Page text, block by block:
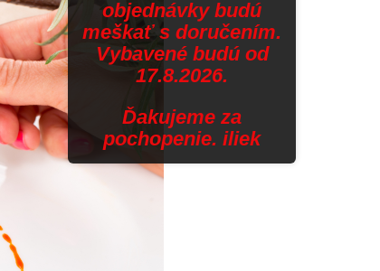
objednávky budú
meškať s doručením.
Vybavené budú od
17.8.2026.
Ďakujeme za
pochopenie. iliek